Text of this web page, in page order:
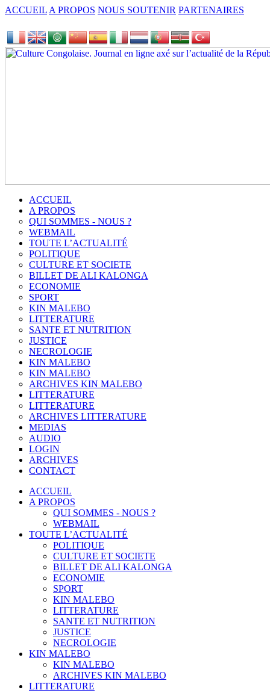
ACCUEIL A PROPOS NOUS SOUTENIR PARTENAIRES
ACCUEIL
A PROPOS
QUI SOMMES - NOUS ?
WEBMAIL
TOUTE L’ACTUALITÉ
POLITIQUE
CULTURE ET SOCIETE
BILLET DE ALI KALONGA
ECONOMIE
SPORT
KIN MALEBO
LITTERATURE
SANTE ET NUTRITION
JUSTICE
NECROLOGIE
KIN MALEBO
KIN MALEBO
ARCHIVES KIN MALEBO
LITTERATURE
LITTERATURE
ARCHIVES LITTERATURE
MEDIAS
AUDIO
LOGIN
ARCHIVES
CONTACT
ACCUEIL
A PROPOS
QUI SOMMES - NOUS ?
WEBMAIL
TOUTE L’ACTUALITÉ
POLITIQUE
CULTURE ET SOCIETE
BILLET DE ALI KALONGA
ECONOMIE
SPORT
KIN MALEBO
LITTERATURE
SANTE ET NUTRITION
JUSTICE
NECROLOGIE
KIN MALEBO
KIN MALEBO
ARCHIVES KIN MALEBO
LITTERATURE